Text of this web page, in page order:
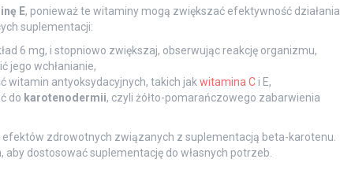
E, ponieważ te witaminy mogą zwiększać efektywność działania
suplementacji:
6 mg, i stopniowo zwiększaj, obserwując reakcję organizmu,
jego wchłanianie,
witamin antyoksydacyjnych, takich jak witamina Ci E,
do karotenodermii, czyli żółto-pomarańczowego zabarwienia
zdrowotnych związanych z suplementacją beta-karotenu.
dostosować suplementację do własnych potrzeb.